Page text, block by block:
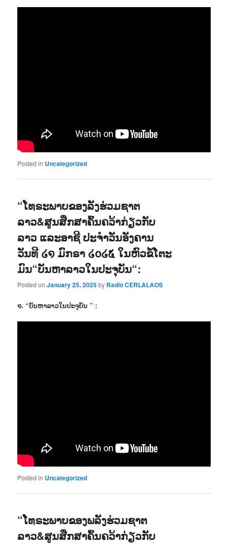
Posted in Uncategorized
“ໂທຣະພາບຂອງລັງຮ່ວມຊາຕ
ລາວ&ສູນສືກສາຄົ້ນຄວ້າກ່ຽວກັບ
ລາວ ແລະອາຊີ ປະຈຳວັນອັງຄານ
ວັນທີ ໒໑ ມົກຣາ ໒໐໒໕ ໃນຫົວຂໍ້ໂຕະ
ມົນ“ບັນຫາລາວໃນປະຈຸບັນ“:
Posted onJanuary 25, 2025by Radio CERLALAOS
໑. “ບັນຫາລາວໃນປະຈຸບັນ ” :
Posted in Uncategorized
“ໂທຣະພາບຂອງພລັງຮ່ວມຊາຕ
ລາວ&ສູນສືກສາຄົ້ນຄວ້າກ່ຽວກັບ